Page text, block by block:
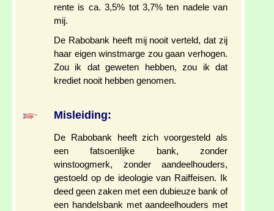
rente is ca. 3,5% tot 3,7% ten nadele van
mij.
De Rabobank heeft mij nooit verteld, dat zij
haar eigen winstmarge zou gaan verhogen.
Zou ik dat geweten hebben, zou ik dat
krediet nooit hebben genomen.
Misleiding:
De Rabobank heeft zich voorgesteld als
een fatsoenlijke bank, zonder
winstoogmerk, zonder aandeelhouders,
gestoeld op de ideologie van Raiffeisen. Ik
deed geen zaken met een dubieuze bank of
een handelsbank met aandeelhouders met